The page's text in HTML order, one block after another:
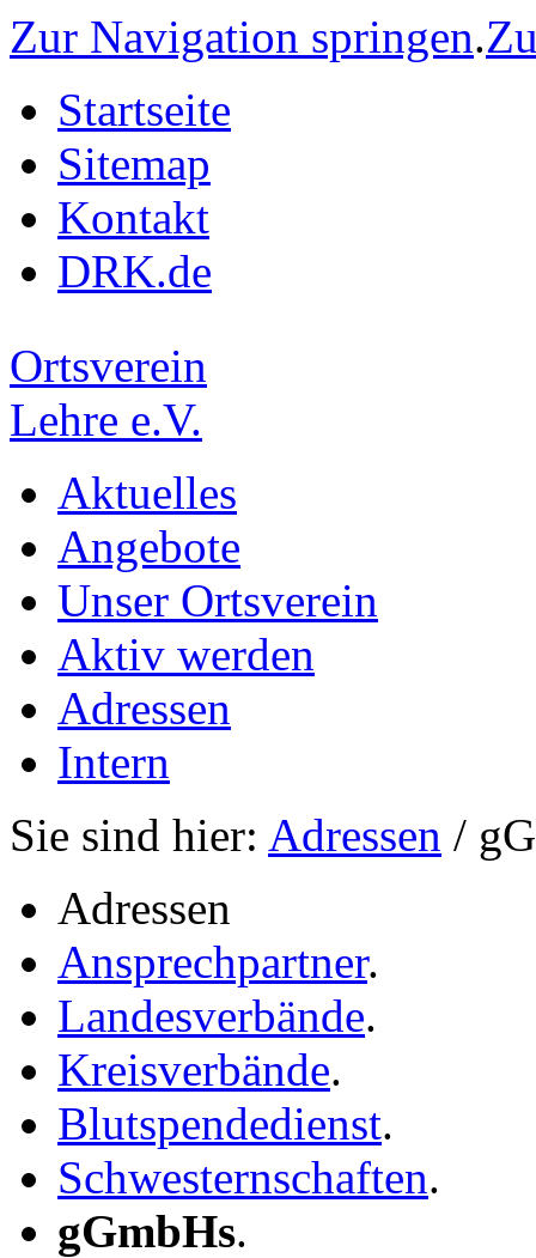
Zur Navigation springen.
Startseite
Sitemap
Kontakt
DRK.de
Ortsverein
Lehre e.V.
Aktuelles
Angebote
Unser Ortsverein
Aktiv werden
Adressen
Intern
Sie sind hier: Adressen /
Adressen
Ansprechpartner.
Landesverbände.
Kreisverbände.
Blutspendedienst.
Schwesternschaften.
gGmbHs.